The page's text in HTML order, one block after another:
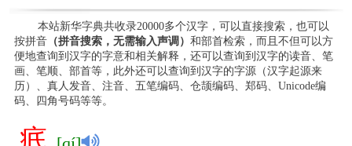
本站新华字典共收录20000多个汉字，可以直接搜索，也可以
按拼音（拼音搜索，无需输入声调） 和部首检索，而且不但可以方
便地查询到汉字的字意和相关解释，还可以查询到汉字的读音、笔
画、笔顺、部首等，此外还可以查询到汉字的字源（汉字起源来
历）、真人发音、注音、五笔编码、仓颉编码、郑码、Unicode编
码、四角号码等等。
疧